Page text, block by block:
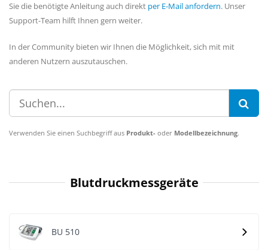
Sie die benötigte Anleitung auch direkt per E-Mail anfordern. Unser
Support-Team hilft Ihnen gern weiter.
In der Community bieten wir Ihnen die Möglichkeit, sich mit mit
anderen Nutzern auszutauschen.
Verwenden Sie einen Suchbegriff aus Produkt- oder Modellbezeichnung.
Blutdruckmessgeräte
BU 510